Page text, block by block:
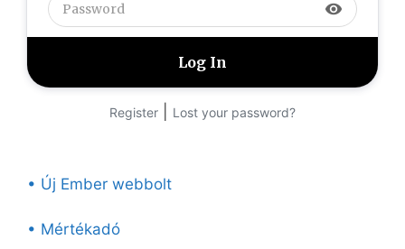
visibility
Register Lost your password?
• Új Ember webbolt
• Mértékadó